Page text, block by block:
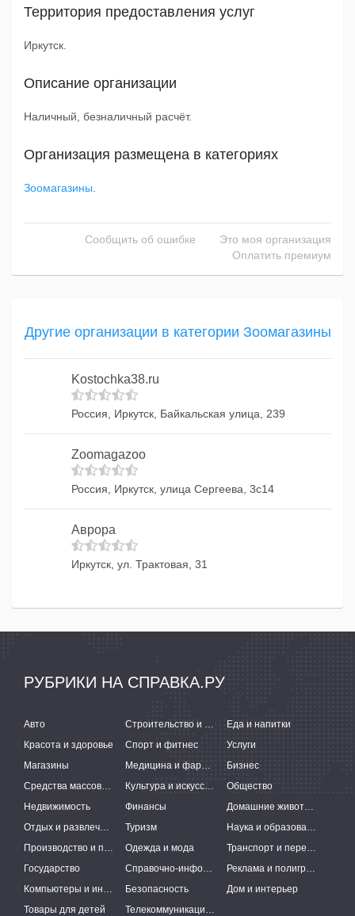
Территория предоставления услуг
Иркутск.
Описание организации
Наличный, безналичный расчёт.
Организация размещена в категориях
Зоомагазины
Сообщить об ошибке
Это моя организация
Оплатить премиум
Другие организации в категории Зоомагазины
Kostochka38.ru
Россия, Иркутск, Байкальская улица, 239
Zoomagazoo
Россия, Иркутск, улица Сергеева, 3с14
Аврора
Иркутск, ул. Трактовая, 31
РУБРИКИ НА СПРАВКА.РУ
Авто Строительство и ремонт
Еда и напитки
Красота и здоровье
Спорт и фитнес
Услуги
Магазины
Медицина и фармацевтика
Бизнес
Средства массовой информации
Культура и искусство
Общество
Недвижимость
Финансы
Домашние животные
Отдых и развлечения
Туризм
Наука и образование
Производство и поставки
Одежда и мода
Транспорт и перевозки
Государство
Справочно-информационные системы
Реклама и полиграфия
Компьютеры и интернет
Безопасность
Дом и интерьер
Товары для детей
Телекоммуникации и связь